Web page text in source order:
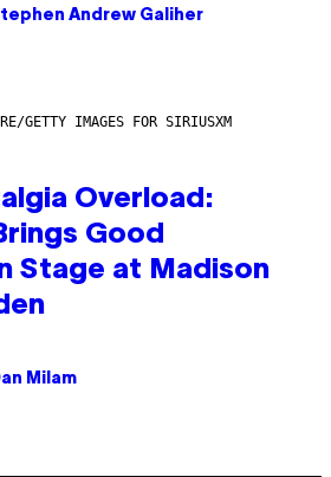
Andrew Galiher
GETTY IMAGES FOR SIRIUSXM
Overload:
Good
Stage at Madison
Milam